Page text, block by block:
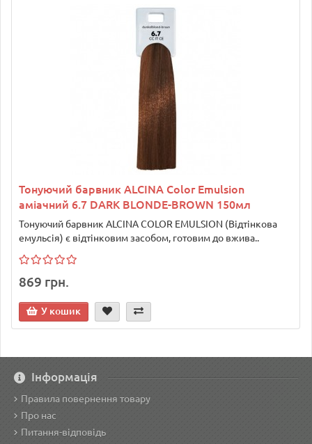
Тонуючий барвник ALCINA Color Emulsion
аміачний 6.7 DARK BLONDE-BROWN 150мл
Тонуючий барвник ALCINA COLOR EMULSION (Відтінкова
емульсія) є відтінковим засобом, готовим до вжива..
869 грн.
У кошик
Інформація
Правила повернення товару
Про нас
Питання-відповідь